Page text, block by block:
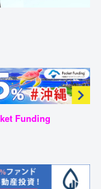
Funding